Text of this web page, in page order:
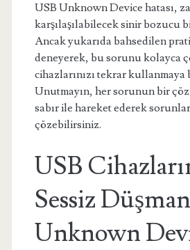
USB Unknown Device hatası,
karşılaşılabilecek sinir bozucu
Ancak yukarıda bahsedilen
deneyerek, bu sorunu kolayca
cihazlarınızı tekrar
Unutmayın, her sorunun bir
sabır ile hareket ederek
çözebilirsiniz.
USB
Sessiz
Unknown